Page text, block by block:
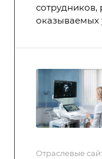
оказываемых
Отраслевые